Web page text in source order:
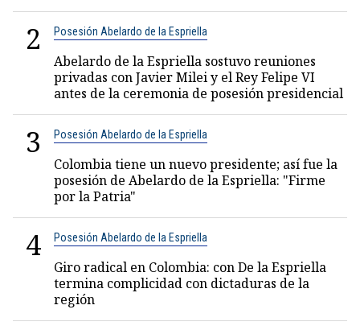
2 Posesión Abelardo de la Espriella
Abelardo de la Espriella sostuvo reuniones
privadas con Javier Milei y el Rey Felipe VI
antes de la ceremonia de posesión presidencial
3 Posesión Abelardo de la Espriella
Colombia tiene un nuevo presidente; así fue la
posesión de Abelardo de la Espriella: "Firme
por la Patria"
4 Posesión Abelardo de la Espriella
Giro radical en Colombia: con De la Espriella
termina complicidad con dictaduras de la
región